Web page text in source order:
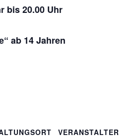
bis 20.00 Uhr
ab 14 Jahren
VERANSTALTER